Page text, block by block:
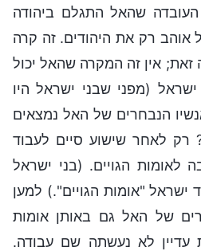
העובדה שהאל התגלם ביהודה
אוהב רק את היהודים. זה קרה
אין זה המקרה שהאל יכול
(מפני שבני ישראל היו
הנבחרים של האל נמצאים
רק לאחר שישוע סיים לעבוד
לאומות הגויים. (בני ישראל
ישראל "אומות הגויים".) למען
של האל גם באותן אומות
עדיין לא נעשתה שם עבודה.